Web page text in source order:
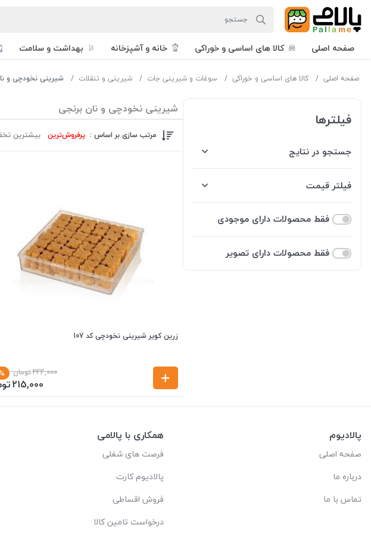
صفحه اصلی کالا های اساسی و خوراکی خانه و آشپزخانه بهداشت و سلامت
صفحه اصلی کالا های اساسی و خوراکی سوغات و شیرینی جات شیرینی و تنقلات شیرینی نخودچی و
فیلترها
جستجو در نتایج
فیلتر قیمت
فقط محصولات دارای موجودی
فقط محصولات دارای تصویر
شیرینی نخودچی و نان برنجی
مرتب سازی بر اساس : پرفروش‌ترین‌ بیشترین
زرین کویر شیرینی نخودچی کد 107
244,000تومان
215,000
پالادیوم
صفحه اصلی
درباره ما
تماس با ما
همکاری با پالامی
فرصت های شغلی
پالادیوم کارت
فروش اقساطی
درخواست تامین کالا